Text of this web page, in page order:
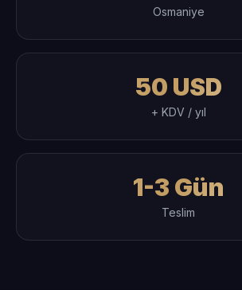
Osmaniye
50 USD
+ KDV / yıl
1-3 Gün
Teslim